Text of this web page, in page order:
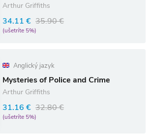
Arthur Griffiths
34.11 € 35.90 €
(ušetríte 5%)
Anglický jazyk
Mysteries of Police and Crime
Arthur Griffiths
31.16 € 32.80 €
(ušetríte 5%)